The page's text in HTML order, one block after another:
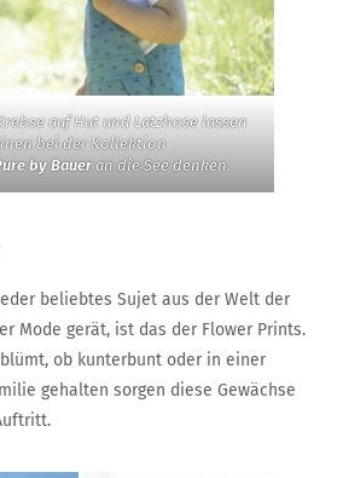
auf Hut und Latzhose lassen
bei der Kollektion
by Baueran die See denken.
beliebtes Sujet aus der Welt der
Mode gerät, ist das der Flower Prints.
ob kunterbunt oder in einer
gehalten sorgen diese Gewächse